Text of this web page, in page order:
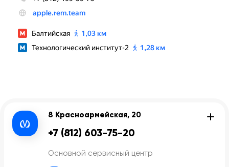
8 Красноармейская, 20
+7 (812) 603-75-20
Основной сервисный центр